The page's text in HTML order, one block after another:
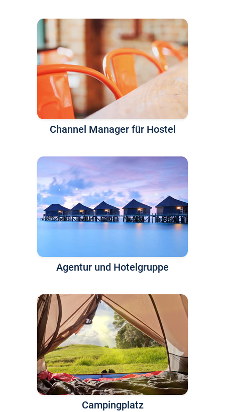
Channel Manager für Hostel
Agentur und Hotelgruppe
Campingplatz